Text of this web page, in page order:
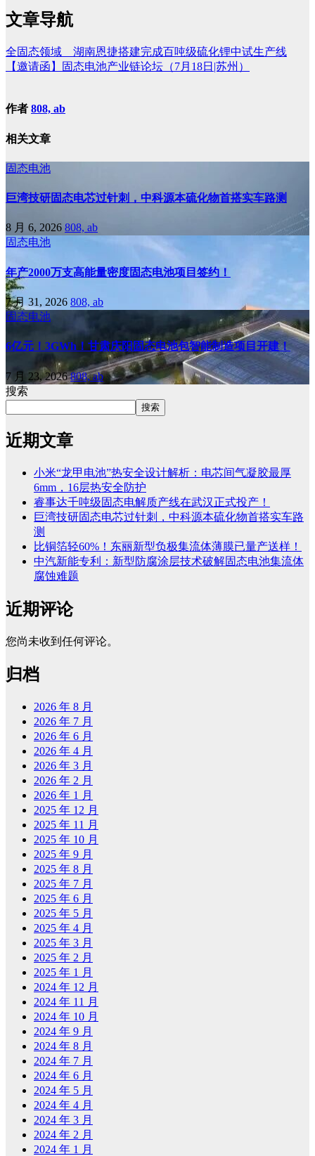
文章导航
全固态领域 湖南恩捷搭建完成百吨级硫化锂中试生产线
【邀请函】固态电池产业链论坛（7月18日|苏州）
作者 808, ab
相关文章
固态电池
巨湾技研固态电芯过针刺，中科源本硫化物首搭实车路测
8 月 6, 2026 808, ab
固态电池
年产2000万支高能量密度固态电池项目签约！
7 月 31, 2026 808, ab
固态电池
6亿元！3GWh！甘肃庆阳固态电池包智能制造项目开建！
7 月 23, 2026808, ab
搜索
搜索
近期文章
小米“龙甲电池”热安全设计解析：电芯间气凝胶最厚
6mm，16层热安全防护
睿事达千吨级固态电解质产线在武汉正式投产！
巨湾技研固态电芯过针刺，中科源本硫化物首搭实车路
测
比铜箔轻60%！东丽新型负极集流体薄膜已量产送样！
中汽新能专利：新型防腐涂层技术破解固态电池集流体
腐蚀难题
近期评论
您尚未收到任何评论。
归档
2026 年 8 月
2026 年 7 月
2026 年 6 月
2026 年 4 月
2026 年 3 月
2026 年 2 月
2026 年 1 月
2025 年 12 月
2025 年 11 月
2025 年 10 月
2025 年 9 月
2025 年 8 月
2025 年 7 月
2025 年 6 月
2025 年 5 月
2025 年 4 月
2025 年 3 月
2025 年 2 月
2025 年 1 月
2024 年 12 月
2024 年 11 月
2024 年 10 月
2024 年 9 月
2024 年 8 月
2024 年 7 月
2024 年 6 月
2024 年 5 月
2024 年 4 月
2024 年 3 月
2024 年 2 月
2024 年 1 月